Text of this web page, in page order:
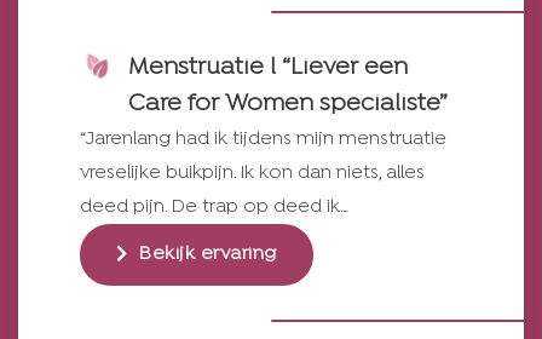
Menstruatie l “Liever een
Care for Women specialiste”
“Jarenlang had ik tijdens mijn menstruatie
vreselijke buikpijn. Ik kon dan niets, alles
deed pijn. De trap op deed ik…
Bekijk ervaring